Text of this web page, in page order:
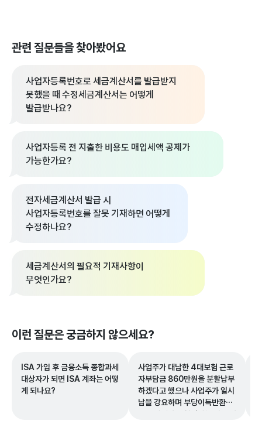
관련 질문들을 찾아봤어요
사업자등록번호로 세금계산서를 발급받지
못했을 때 수정세금계산서는 어떻게
발급받나요?
사업자등록 전 지출한 비용도 매입세액 공제가
가능한가요?
전자세금계산서 발급 시
사업자등록번호를 잘못 기재하면 어떻게
수정하나요?
세금계산서의 필요적 기재사항이
무엇인가요?
이런 질문은 궁금하지 않으세요?
ISA 가입 후 금융소득 종합과세
대상자가 되면 ISA 계좌는 어떻
게 되나요?
사업주가 대납한 4대보험 근로
자부담금 860만원을 분할납부
하겠다고 했으나 사업주가 일시
납을 강요하며 부당이득반환청
구를 하겠다고 협박하는 경우 어